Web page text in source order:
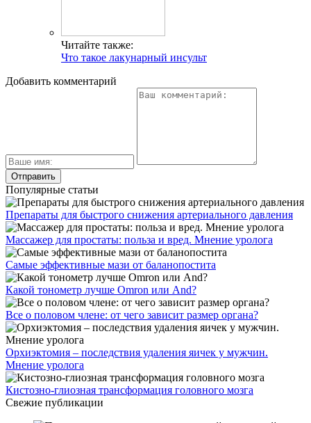
Читайте также:
Что такое лакунарный инсульт
Добавить комментарий
Популярные статьи
Препараты для быстрого снижения артериального давления
Массажер для простаты: польза и вред. Мнение уролога
Самые эффективные мази от баланопостита
Какой тонометр лучше Omron или And?
Все о половом члене: от чего зависит размер органа?
Орхиэктомия – последствия удаления яичек у мужчин.
Мнение уролога
Кистозно-глиозная трансформация головного мозга
Свежие публикации